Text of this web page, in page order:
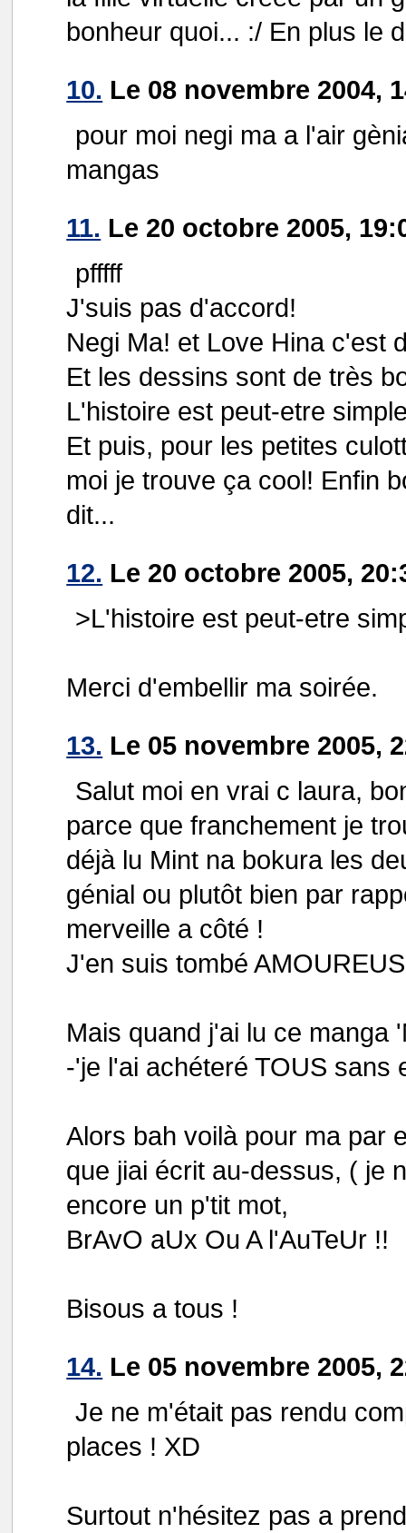
bonheur quoi... :/ En plus le
10. Le 08 novembre 2004,
pour moi negi ma a l'air
mangas
11. Le 20 octobre 2005,
pfffff
J'suis pas d'accord!
Negi Ma! et Love Hina c'est
Et les dessins sont de très
L'histoire est peut-etre
Et puis, pour les petites
moi je trouve ça cool! Enfin
dit...
12. Le 20 octobre 2005,
>L'histoire est peut-etre
Merci d'embellir ma soirée.
13. Le 05 novembre 2005,
Salut moi en vrai c laura,
parce que franchement je
déjà lu Mint na bokura les
génial ou plutôt bien par
merveille a côté !
J'en suis tombé
Mais quand j'ai lu ce manga
-'je l'ai achéteré TOUS sans
Alors bah voilà pour ma par
que jiai écrit au-dessus, ( je
encore un p'tit mot,
BrAvO aUx Ou A l'AuTeUr !!
Bisous a tous !
14. Le 05 novembre 2005,
Je ne m'était pas rendu
places ! XD
Surtout n'hésitez pas a